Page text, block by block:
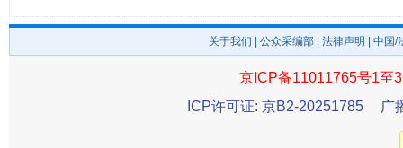
东山县通报“牛蛙产品抗生素超标问题” 法
关于我们 公众采编部 法律声明 | 中国
京ICP备11011765号1至
ICP许可证: 京B2-20251785
广